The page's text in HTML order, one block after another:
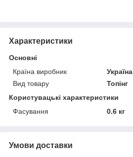
Характеристики
Основні
Країна виробник
Україна
Вид товару
Топінг
Користувацькі характеристики
Фасування
0.6 кг
Умови доставки